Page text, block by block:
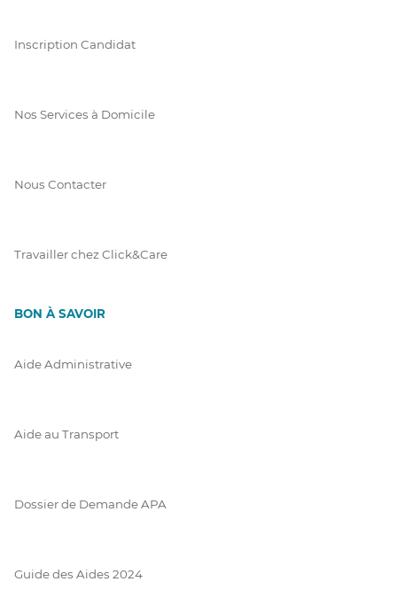
Inscription Candidat
Nos Services à Domicile
Nous Contacter
Travailler chez Click&Care
BON À SAVOIR
Aide Administrative
Aide au Transport
Dossier de Demande APA
Guide des Aides 2024